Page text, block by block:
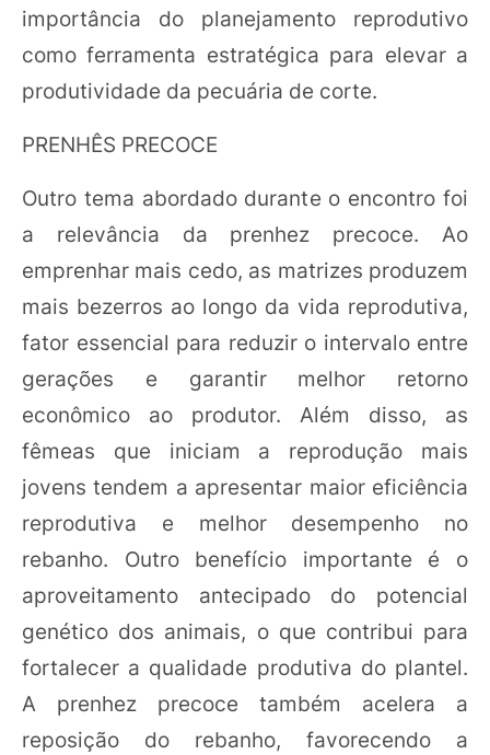
importância do planejamento reprodutivo
como ferramenta estratégica para elevar a
produtividade da pecuária de corte.
PRENHÊS PRECOCE
Outro tema abordado durante o encontro foi
a relevância da prenhez precoce. Ao
emprenhar mais cedo, as matrizes produzem
mais bezerros ao longo da vida reprodutiva,
fator essencial para reduzir o intervalo entre
gerações e garantir melhor retorno
econômico ao produtor. Além disso, as
fêmeas que iniciam a reprodução mais
jovens tendem a apresentar maior eficiência
reprodutiva e melhor desempenho no
rebanho. Outro benefício importante é o
aproveitamento antecipado do potencial
genético dos animais, o que contribui para
fortalecer a qualidade produtiva do plantel.
A prenhez precoce também acelera a
reposição do rebanho, favorecendo a